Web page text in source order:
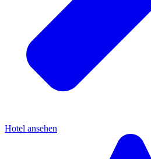
Hotel ansehen